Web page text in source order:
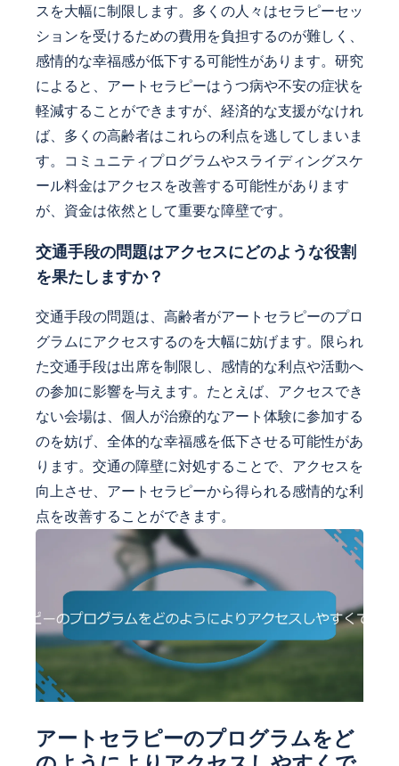
スを大幅に制限します。多くの人々はセラピーセッ
ションを受けるための費用を負担するのが難しく、
感情的な幸福感が低下する可能性があります。研究
によると、アートセラピーはうつ病や不安の症状を
軽減することができますが、経済的な支援がなけれ
ば、多くの高齢者はこれらの利点を逃してしまいま
す。コミュニティプログラムやスライディングスケ
ール料金はアクセスを改善する可能性があります
が、資金は依然として重要な障壁です。
交通手段の問題はアクセスにどのような役割
を果たしますか？
交通手段の問題は、高齢者がアートセラピーのプロ
グラムにアクセスするのを大幅に妨げます。限られ
た交通手段は出席を制限し、感情的な利点や活動へ
の参加に影響を与えます。たとえば、アクセスでき
ない会場は、個人が治療的なアート体験に参加する
のを妨げ、全体的な幸福感を低下させる可能性があ
ります。交通の障壁に対処することで、アクセスを
向上させ、アートセラピーから得られる感情的な利
点を改善することができます。
アートセラピーのプログラムをど